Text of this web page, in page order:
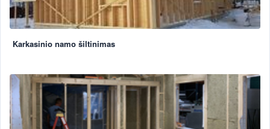
Karkasinio namo šiltinimas